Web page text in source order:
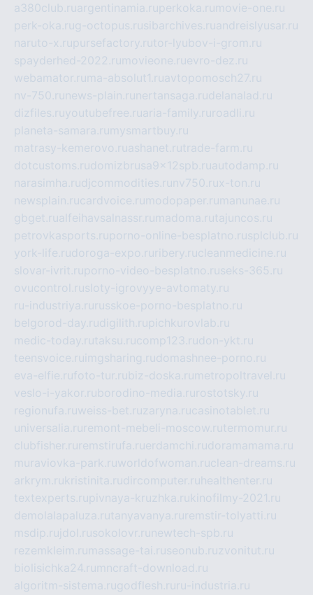
a380club.ruargentinamia.ruperkoka.ru movie-one.ru
perk-oka.rug-octopus.rusibarchives.ruandreislyusar.ru
naruto-x.rupursefactory.rutor-lyubov-i-grom.ru
spayderhed-2022.ru movieone.ruevro-dez.ru
webamator.ru ma-absolut1.ruavtopomosch27.ru
nv-750.ru news-plain.ru nertansaga.rudelanalad.ru
dizfiles.ruyoutubefree.ruaria-family.ru roadli.ru
planeta-samara.ru mysmartbuy.ru
matrasy-kemerovo.ruashanet.rutrade-farm.ru
dotcustoms.rudomizbrusa9x12spb.ruautodamp.ru
narasimha.rudjcommodities.ru nv750.rux-ton.ru
newsplain.rucardvoice.ru modopaper.ru manunae.ru
gbget.rualfeihavsalnassr.ru madoma.rutajuncos.ru
petrovkasports.ruporno-online-besplatno.rusplclub.ru
york-life.rudoroga-expo.ru ribery.rucleanmedicine.ru
slovar-ivrit.ruporno-video-besplatno.ruseks-365.ru
ovucontrol.rusloty-igrovyye-avtomaty.ru
ru-industriya.ru russkoe-porno-besplatno.ru
belgorod-day.rudigilith.rupichkurovlab.ru
medic-today.rutaksu.rucomp123.rudon-ykt.ru
teensvoice.ru imgsharing.rudomashnee-porno.ru
eva-elfie.rufoto-tur.rubiz-doska.ru metropoltravel.ru
veslo-i-yakor.ruborodino-media.ru rostotsky.ru
regionufa.ruweiss-bet.ruzaryna.rucasinotablet.ru
universalia.ru remont-mebeli-moscow.rutermomur.ru
clubfisher.ru remstirufa.ruerdamchi.rudoramamama.ru
muraviovka-park.ruworldofwoman.ruclean-dreams.ru
arkrym.rukristinita.rudircomputer.ru healthenter.ru
textexperts.rupivnaya-kruzhka.rukinofilmy-2021.ru
demolalapaluza.rutanyavanya.ru remstir-tolyatti.ru
msdip.ru jdol.rusokolovr.ru newtech-spb.ru
rezemkleim.ru massage-tai.ruseonub.ruzvonitut.ru
biolisichka24.ru mncraft-download.ru
algoritm-sistema.rugodflesh.ru ru-industria.ru